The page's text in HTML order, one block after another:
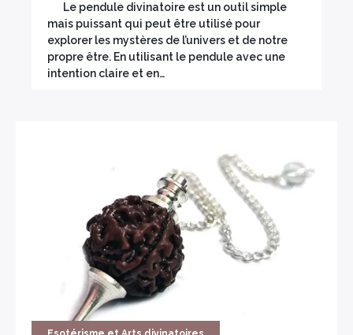
Le pendule divinatoire est un outil simple
mais puissant qui peut être utilisé pour
explorer les mystères de l’univers et de notre
propre être. En utilisant le pendule avec une
intention claire et en…